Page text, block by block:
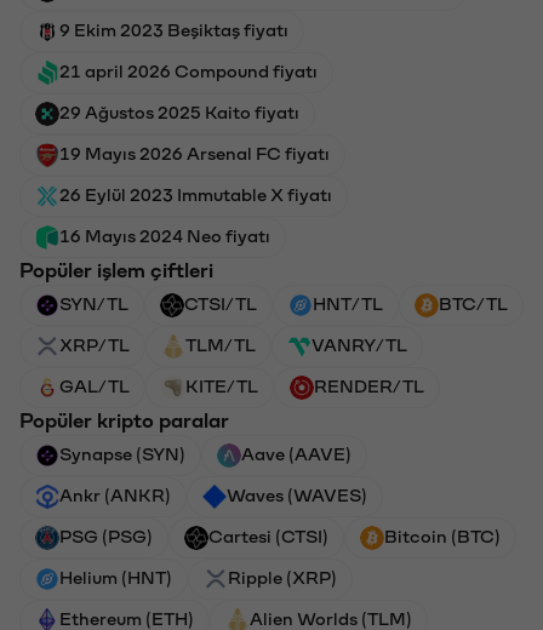
9 Ekim 2023 Beşiktaş fiyatı
21 april 2026 Compound fiyatı
29 Ağustos 2025 Kaito fiyatı
19 Mayıs 2026 Arsenal FC fiyatı
26 Eylül 2023 Immutable X fiyatı
16 Mayıs 2024 Neo fiyatı
Popüler işlem çiftleri
SYN/TL CTSI/TL HNT/TL BTC/TL
XRP/TL TLM/TL VANRY/TL
GAL/TL KITE/TL RENDER/TL
Popüler kripto paralar
Synapse (SYN) Aave (AAVE)
Ankr (ANKR) Waves (WAVES)
PSG (PSG) Cartesi (CTSI) Bitcoin (BTC)
Helium (HNT) Ripple (XRP)
Ethereum (ETH) Alien Worlds (TLM)